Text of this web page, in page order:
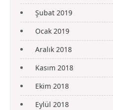
Şubat 2019
Ocak 2019
Aralık 2018
Kasım 2018
Ekim 2018
Eylül 2018